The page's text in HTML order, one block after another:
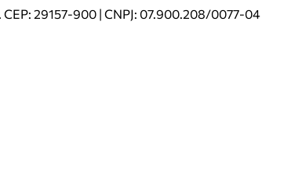
CEP: 29157-900 | CNPJ: 07.900.208/0077-04